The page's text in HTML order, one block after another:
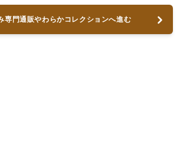
専門通販やわらかコレクションへ進む